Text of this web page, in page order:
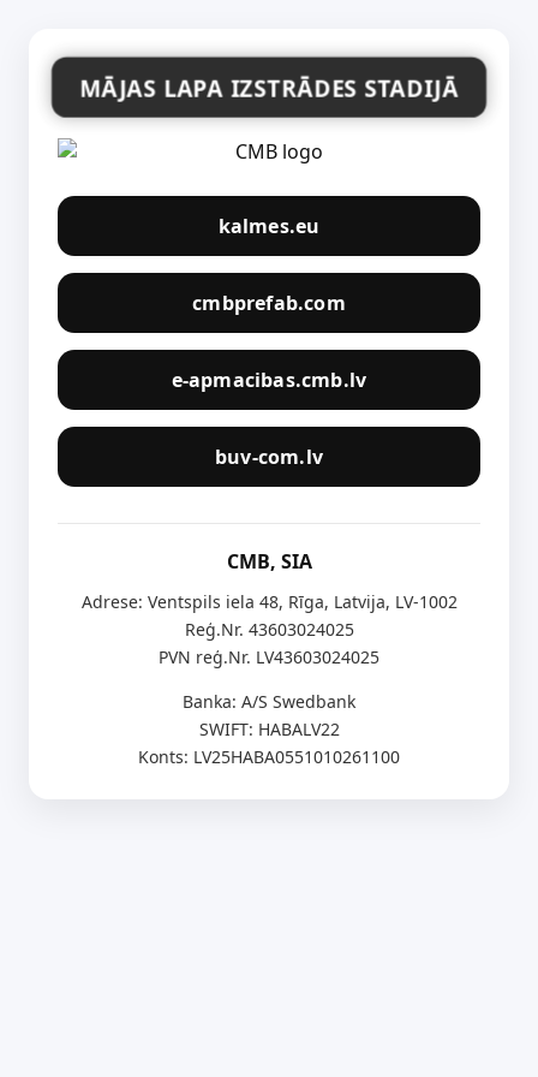
MĀJAS LAPA IZSTRĀDES STADIJĀ
kalmes.eu
cmbprefab.com
e-apmacibas.cmb.lv
buv-com.lv
CMB, SIA
Adrese: Ventspils iela 48, Rīga, Latvija, LV-1002
Reģ.Nr. 43603024025
PVN reģ.Nr. LV43603024025
Banka: A/S Swedbank
SWIFT: HABALV22
Konts: LV25HABA0551010261100